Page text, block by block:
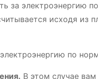
за электроэнергию
исходя из
по
В этом случае вам